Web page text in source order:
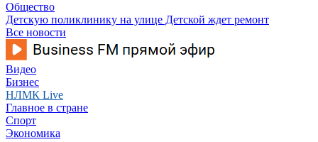
Общество
Детскую поликлинику на улице Детской ждет ремонт
Все новости
Видео
Бизнес
НЛМК Live
Главное в стране
Спорт
Экономика